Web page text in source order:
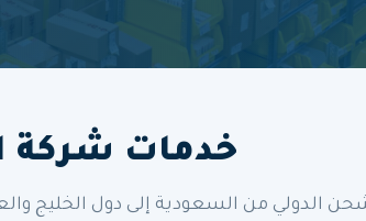
خدمات
من السعودية إلى دول الخليج